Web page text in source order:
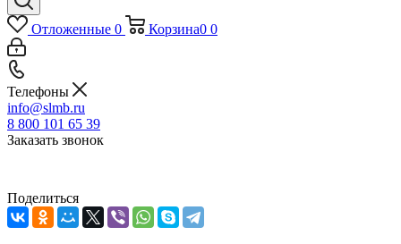
Отложенные 0 Корзина0 0
Телефоны
info@slmb.ru
8 800 101 65 39
Заказать звонок
Поделиться